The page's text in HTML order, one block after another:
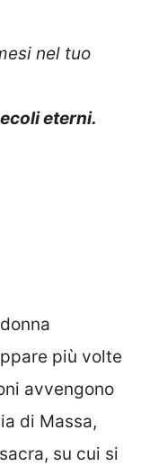
nel tuo
eterni.
più volte
avvengono
di Massa,
su cui si